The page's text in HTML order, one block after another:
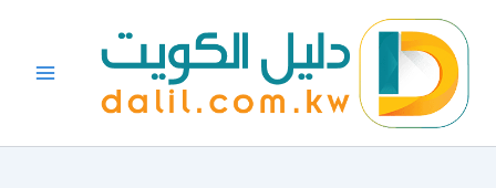
المحتوى